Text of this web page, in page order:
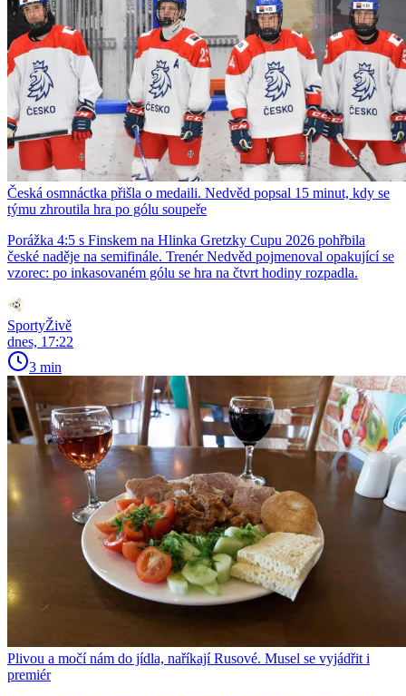
Česká osmnáctka přišla o medaili. Nedvěd popsal 15 minut, kdy se
týmu zhroutila hra po gólu soupeře
Porážka 4:5 s Finskem na Hlinka Gretzky Cupu 2026 pohřbila
české naděje na semifinále. Trenér Nedvěd pojmenoval opakující se
vzorec: po inkasovaném gólu se hra na čtvrt hodiny rozpadla.
SportyŽivě
dnes, 17:22
3 min
Plivou a močí nám do jídla, naříkají Rusové. Musel se vyjádřit i
premiér